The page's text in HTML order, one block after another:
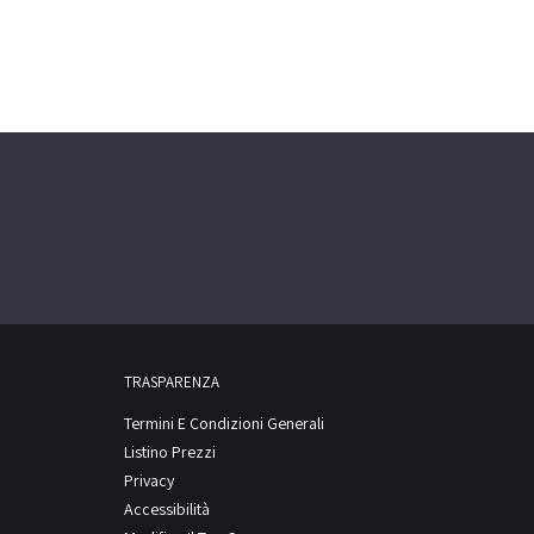
TRASPARENZA
Termini E Condizioni Generali
Listino Prezzi
Privacy
Accessibilità